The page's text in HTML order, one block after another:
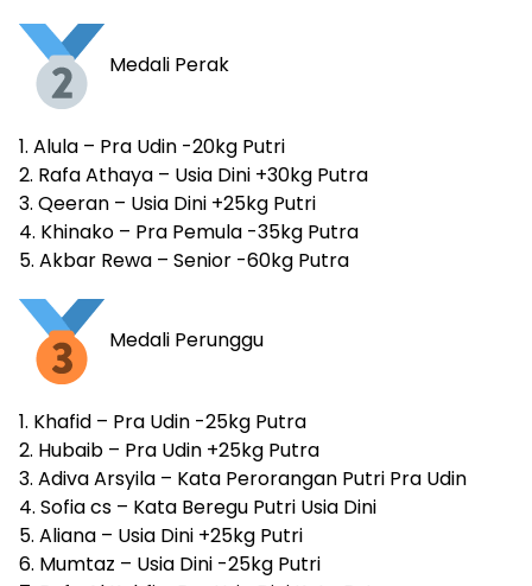
Medali Perak
1. Alula – Pra Udin -20kg Putri
2. Rafa Athaya – Usia Dini +30kg Putra
3. Qeeran – Usia Dini +25kg Putri
4. Khinako – Pra Pemula -35kg Putra
5. Akbar Rewa – Senior -60kg Putra
Medali Perunggu
1. Khafid – Pra Udin -25kg Putra
2. Hubaib – Pra Udin +25kg Putra
3. Adiva Arsyila – Kata Perorangan Putri Pra Udin
4. Sofia cs – Kata Beregu Putri Usia Dini
5. Aliana – Usia Dini +25kg Putri
6. Mumtaz – Usia Dini -25kg Putri